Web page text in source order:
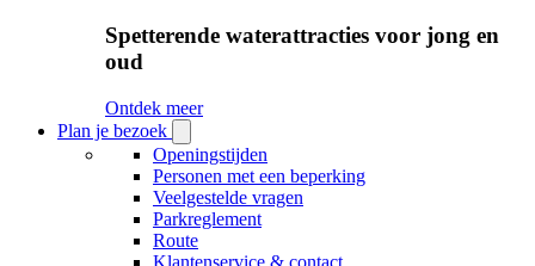
Spetterende waterattracties voor jong en
oud
Ontdek meer
Plan je bezoek
Plan
je
bezoek
submenu
Openingstijden
Personen met een beperking
Veelgestelde vragen
Parkreglement
Route
Klantenservice & contact